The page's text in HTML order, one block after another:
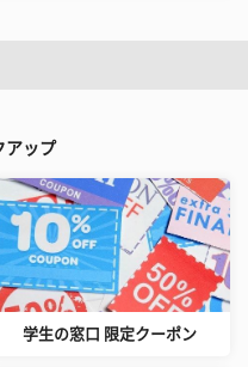
アップ
学生の窓口 限定クーポン